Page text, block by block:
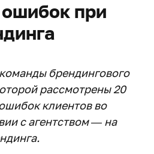
при
брендингового
рассмотрены 20
клиентов во
с агентством — на